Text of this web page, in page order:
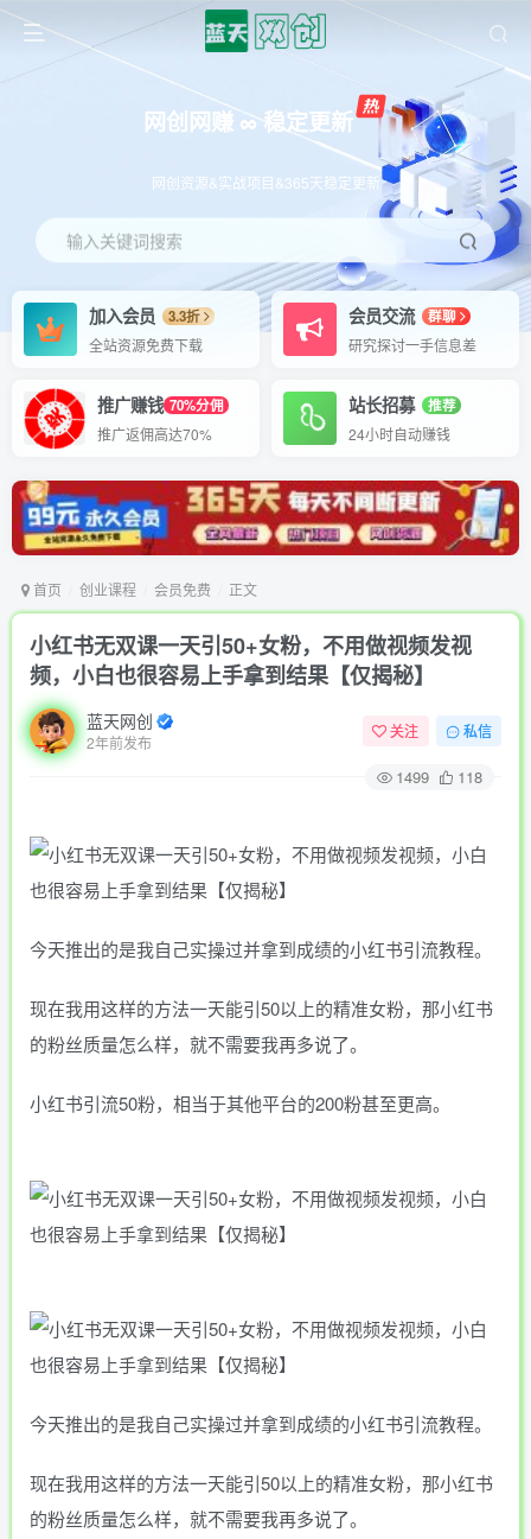
网创网赚 ∞ 稳定更新
网创资源&实战项目&365天稳定更新
输入关键词搜索
加入会员
3.3折
全站资源免费下载
会员交流
群聊
研究探讨一手信息差
推广赚钱 70%分佣
推广返佣高达70%
站长招募
推荐
24小时自动赚钱
首页 创业课程 会员免费 正文
小红书无双课一天引50+女粉，不用做视频发视
频，小白也很容易上手拿到结果【仅揭秘】
蓝天网创
2年前发布
关注 私信
1499 118
今天推出的是我自己实操过并拿到成绩的小红书引流教程。
现在我用这样的方法一天能引50以上的精准女粉，那小红书
的粉丝质量怎么样，就不需要我再多说了。
小红书引流50粉，相当于其他平台的200粉甚至更高。
今天推出的是我自己实操过并拿到成绩的小红书引流教程。
现在我用这样的方法一天能引50以上的精准女粉，那小红书
的粉丝质量怎么样，就不需要我再多说了。